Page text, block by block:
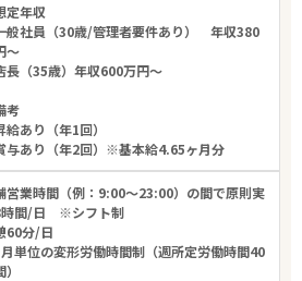
年収
般社員（30歳/管理者要件あり） 年収380
～
長（35歳）年収600万円～
考
給あり（年1回）
与あり（年2回）※基本給4.65ヶ月分
営業時間（例：9:00～23:00）の間で原則実
時間/日 ※シフト制
60分/日
単位の変形労働時間制（週所定労働時間40